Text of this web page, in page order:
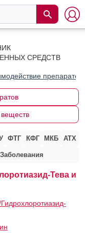
СРЕДСТВ
препаратов
ФТГ КФГ МКБ АТХ
Заболевания
Тева и